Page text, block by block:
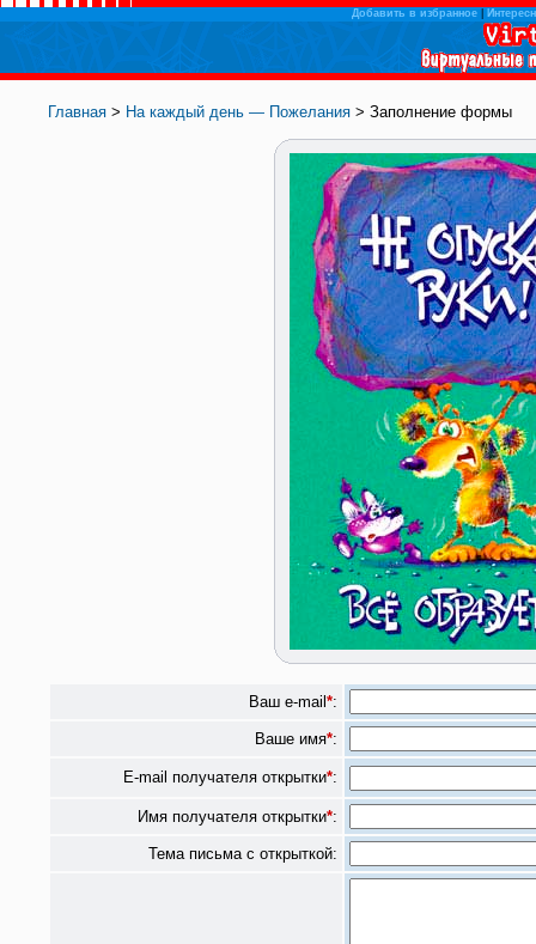
Добавить в избранное|
Главная > На каждый день — Пожелания > Заполнение формы
Ваш e-mail *:
Ваше имя*:
E-mail получателя открытки*:
Имя получателя открытки*:
Тема письма с открыткой: